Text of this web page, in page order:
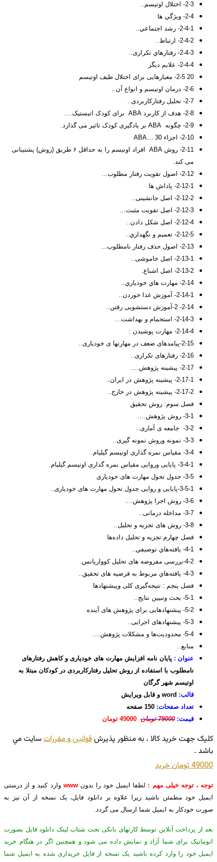
2-3- اختلال اوتیسم..
2-4- ويژگي ها
2-4-1- رشد اجتماعي..
2-4-2- ارتباط..
2-4-3- رفتارهاي تكراری..
2-4-4- علایم دیگر
20 2-5- معیارهایی برای اختلال طیف اوتیسم
2-6- درمان اوتيسم و انواع آن..
2-7- تحلیل رفتارکاربردی..
2-8- هدف از کاربرد ABA برای کودک اتیستیک….
2-9- چگونه ABA بر یادگیری کودک تاثیر می گذارد.
2-10- اجزاء ABA… 30
2-11- روش ABA افراد اوتیسم را به حداقل ۶ طریق (روش) پشتیبانی
می کند.
2-12- اصول تقویت رفتار مطلوب…
2-12-1- پاداش ها
2-12-2- اصل جانشینی..
2-12-3- اصل تقویت مثبت…
2-12-4- اصل شکل دادن..
2-12-5- تعميم و نگهداري..
2-13- اصول حذف رفتار نامطلوب…
2-13-1- اصل خاموشی..
2-13-2- اصل اشباع.
2-14- مهارت هاي خودياري..
2-14-1- آموزش غذا خوردن..
2-14- 2-آموزش دستشویی رفتن..
2-14-3- استحمام و بهداشت…
2-14-4- مهارت پوشيدن :
2-15-پیامدهای ضعف در مهارتها ی خودیاری..
2-16- رفتارهای تکراری..
2-17- پیشینه پژوهش….
2-17-1- پیشینه پژوهش در ایران..
2-17-2- پیشینه پژوهش در خارج..
فصل سوم: روش تحقیق
3-1- روش پژوهش….
3-2- جامعه ی آماری..
3-3- نمونه وروش نمونه گیری..
3-4- مقیاس نمره گذاری اوتیسم گیلیام.
3-4-1- پایایی وروایی مقیاس نمره گذاری اوتیسم گیلیام.
3-5- جدول تحول مهارت های خودیاری
3-5-1-پایایی و روایی جدول تحول مهارت های خودیاری..
3-6- روش اجرا پژوهش….
3-7- مداخله درمانی..
3-8- روش های تجزیه و تحلیل..
فصل چهارم:تجزیه و تحلیل داده‌ها
4-1- يافته‌هاي توصيفي..
4-2-بررسی مفروضه های تحلیل کوواریانس.
4-3- يافته‌هاي مربوط به فرضیه های تحقیق..
فصل پنجم : نتیجه‌گیری کلی وپیشنهادها
5-1- بحث وتبیین نتایج..
5-2- پیشنهادهایی برای پژوهش های آینده
5-3- پیشنهادهای اجرایی..
5-4- محدودیت‌ها و مشکلات پژوهش….
منابع..
عنوان : پایان نامه افزایش مهارت های خودیاری و کاهش رفتارهای
نامطلوب با استفاده از روش تحلیل رفتارکاربردی در کودکان مبتلا به
اوتیسم شهر گرگان
قالب:
تعداد صفحات:
قیمت: 79000 تومان 49000 تومان
کليک جهت خريد کالا ، به منظور پذيرشقوانين و مقررات سايت مي
باشد .
49000 تومان
خريد
توجه ، توجه خیلی مهم : لطفا ایمیل خود را بدون www وارد کنید و از درستی
ایمیل خود مطمئن باشید زیرا علاوه بر دانلود فایل، یک نسخه از آن نیز به
صورت خودکار به ایمیل شما ارسال می گردد.
بعد از پرداخت آنلاین توسط کارتهای بانکی تحت شتاب لینک دانلود فایل بصورت
اتوماتیک برای شما آزاد و نمایش داده می شود و همچنین اگر در هنگام خرید
ایمیل خود را وارد کرده باشید یک نسخه از فایل خریداری شده به ایمیل شما